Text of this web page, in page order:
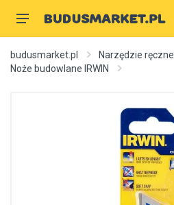
budusmarket.pl Narzędzie ręczne
Noże budowlane IRWIN